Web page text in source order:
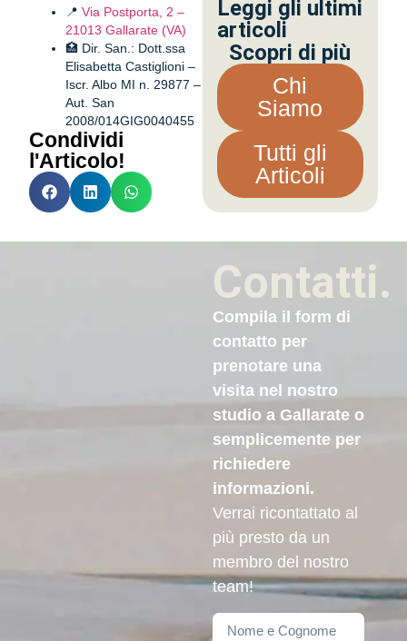
📍 Via Postporta, 2 –
21013 Gallarate (VA)
🏥 Dir. San.: Dott.ssa
Elisabetta Castiglioni –
Iscr. Albo MI n. 29877 –
Aut. San
2008/014GIG0040455
Condividi
l'Articolo!
Leggi gli ultimi
articoli
Scopri di più
Chi
Siamo
Tutti gli
Articoli
Contatti.
Compila il form di
contatto per
prenotare una
visita nel nostro
studio a Gallarate o
semplicemente per
richiedere
informazioni.
Verrai ricontattato al
più presto da un
membro del nostro
team!